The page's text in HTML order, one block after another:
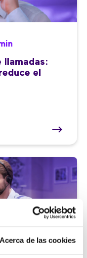
Acerca de las cookies
llamadas:
el